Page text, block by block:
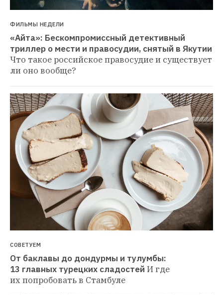
ФИЛЬМЫ НЕДЕЛИ
«Айта»: Бескомпромиссный детективный
триллер о мести и правосудии, снятый в Якутии
Что такое российское правосудие и существует
ли оно вообще?
СОВЕТУЕМ
От баклавы до дондурмы и тулумбы:
13 главных турецких сладостей И где
их попробовать в Стамбуле